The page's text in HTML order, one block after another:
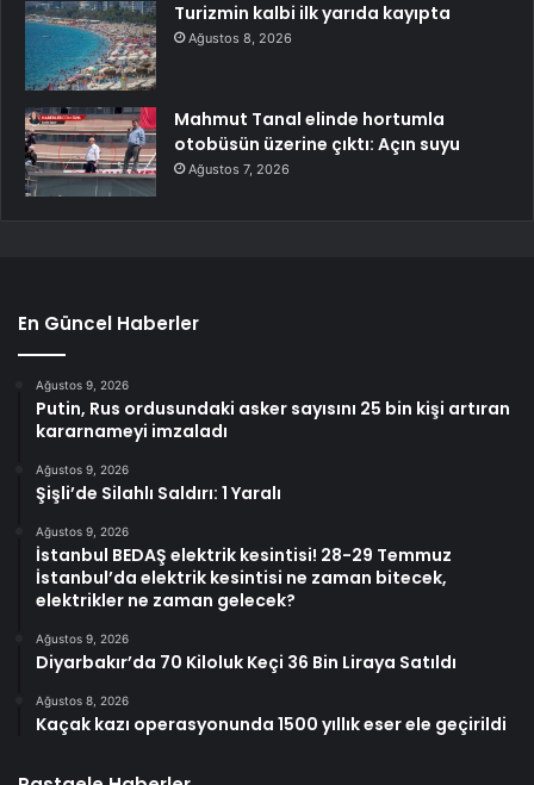
Turizmin kalbi ilk yarıda kayıpta
Ağustos 8, 2026
Mahmut Tanal elinde hortumla
otobüsün üzerine çıktı: Açın suyu
Ağustos 7, 2026
En Güncel Haberler
Ağustos 9, 2026
Putin, Rus ordusundaki asker sayısını 25 bin kişi artıran
kararnameyi imzaladı
Ağustos 9, 2026
Şişli’de Silahlı Saldırı: 1 Yaralı
Ağustos 9, 2026
İstanbul BEDAŞ elektrik kesintisi! 28-29 Temmuz
İstanbul’da elektrik kesintisi ne zaman bitecek,
elektrikler ne zaman gelecek?
Ağustos 9, 2026
Diyarbakır’da 70 Kiloluk Keçi 36 Bin Liraya Satıldı
Ağustos 8, 2026
Kaçak kazı operasyonunda 1500 yıllık eser ele geçirildi